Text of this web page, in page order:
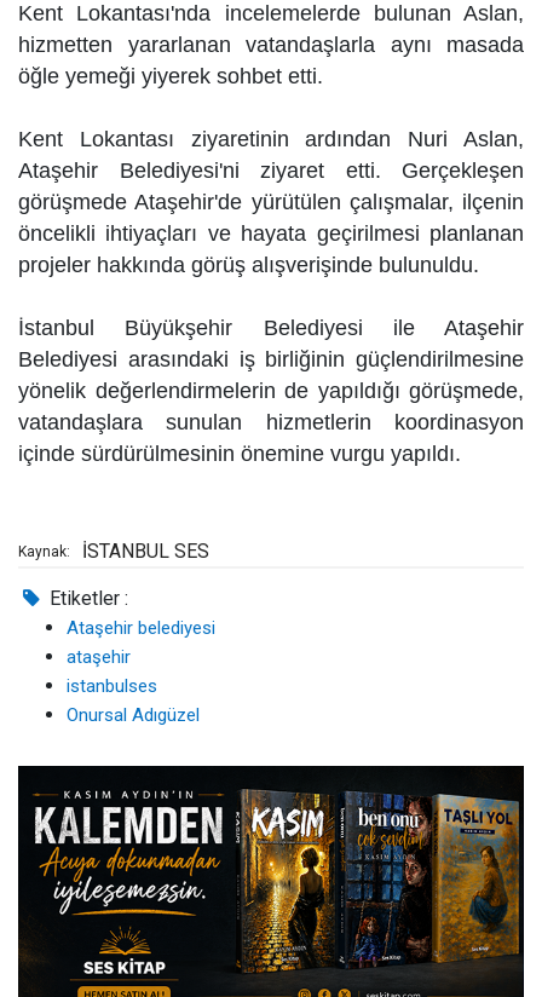
Kent Lokantası'nda incelemelerde bulunan Aslan,
hizmetten yararlanan vatandaşlarla aynı masada
öğle yemeği yiyerek sohbet etti.
Kent Lokantası ziyaretinin ardından Nuri Aslan,
Ataşehir Belediyesi'ni ziyaret etti. Gerçekleşen
görüşmede Ataşehir'de yürütülen çalışmalar, ilçenin
öncelikli ihtiyaçları ve hayata geçirilmesi planlanan
projeler hakkında görüş alışverişinde bulunuldu.
İstanbul Büyükşehir Belediyesi ile Ataşehir
Belediyesi arasındaki iş birliğinin güçlendirilmesine
yönelik değerlendirmelerin de yapıldığı görüşmede,
vatandaşlara sunulan hizmetlerin koordinasyon
içinde sürdürülmesinin önemine vurgu yapıldı.
Kaynak: İSTANBUL SES
Etiketler :
Ataşehir belediyesi
ataşehir
istanbulses
Onursal Adıgüzel